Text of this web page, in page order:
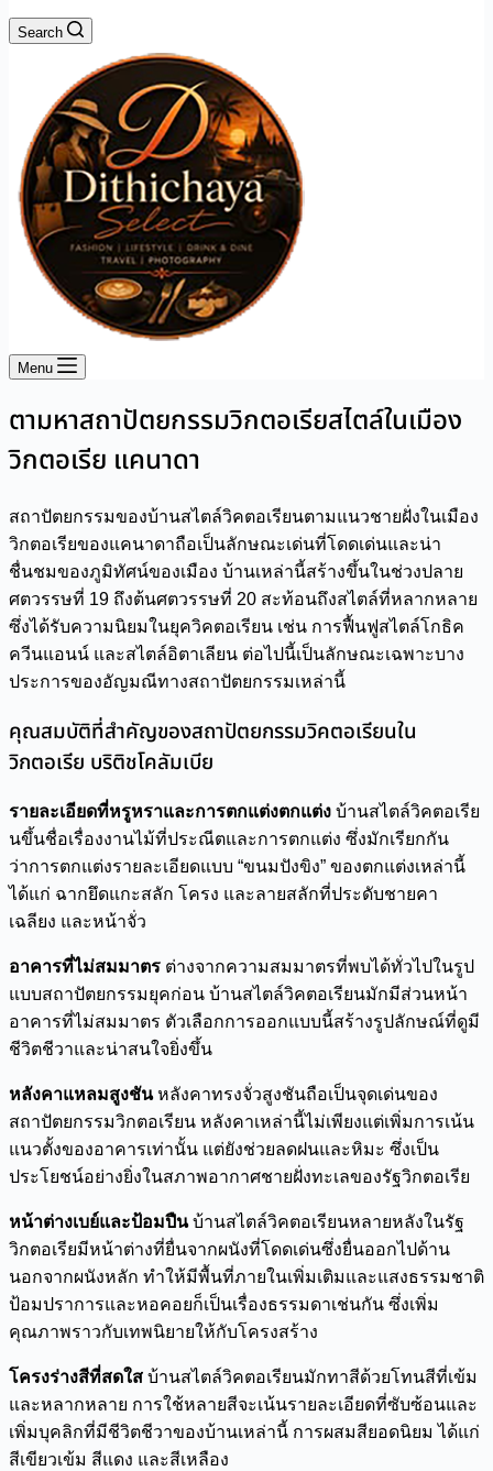
Search
Menu
ตามหาสถาปัตยกรรมวิกตอเรียสไตล์ในเมือง
วิกตอเรีย แคนาดา
สถาปัตยกรรมของบ้านสไตล์วิคตอเรียนตามแนวชายฝั่งในเมือง
วิกตอเรียของแคนาดาถือเป็นลักษณะเด่นที่โดดเด่นและน่า
ชื่นชมของภูมิทัศน์ของเมือง บ้านเหล่านี้สร้างขึ้นในช่วงปลาย
ศตวรรษที่ 19 ถึงต้นศตวรรษที่ 20 สะท้อนถึงสไตล์ที่หลากหลาย
ซึ่งได้รับความนิยมในยุควิคตอเรียน เช่น การฟื้นฟูสไตล์โกธิค
ควีนแอนน์ และสไตล์อิตาเลียน ต่อไปนี้เป็นลักษณะเฉพาะบาง
ประการของอัญมณีทางสถาปัตยกรรมเหล่านี้
คุณสมบัติที่สำคัญของสถาปัตยกรรมวิคตอเรียนใน
วิกตอเรีย บริติชโคลัมเบีย
รายละเอียดที่หรูหราและการตกแต่งตกแต่ง บ้านสไตล์วิคตอเรีย
นขึ้นชื่อเรื่องงานไม้ที่ประณีตและการตกแต่ง ซึ่งมักเรียกกัน
ว่าการตกแต่งรายละเอียดแบบ “ขนมปังขิง” ของตกแต่งเหล่านี้
ได้แก่ ฉากยึดแกะสลัก โครง และลายสลักที่ประดับชายคา
เฉลียง และหน้าจั่ว
อาคารที่ไม่สมมาตร ต่างจากความสมมาตรที่พบได้ทั่วไปในรูป
แบบสถาปัตยกรรมยุคก่อน บ้านสไตล์วิคตอเรียนมักมีส่วนหน้า
อาคารที่ไม่สมมาตร ตัวเลือกการออกแบบนี้สร้างรูปลักษณ์ที่ดูมี
ชีวิตชีวาและน่าสนใจยิ่งขึ้น
หลังคาแหลมสูงชันหลังคาทรงจั่วสูงชันถือเป็นจุดเด่นของ
สถาปัตยกรรมวิกตอเรียน หลังคาเหล่านี้ไม่เพียงแต่เพิ่มการเน้น
แนวตั้งของอาคารเท่านั้น แต่ยังช่วยลดฝนและหิมะ ซึ่งเป็น
ประโยชน์อย่างยิ่งในสภาพอากาศชายฝั่งทะเลของรัฐวิกตอเรีย
หน้าต่างเบย์และป้อมปืนบ้านสไตล์วิคตอเรียนหลายหลังในรัฐ
วิกตอเรียมีหน้าต่างที่ยื่นจากผนังที่โดดเด่นซึ่งยื่นออกไปด้าน
นอกจากผนังหลัก ทำให้มีพื้นที่ภายในเพิ่มเติมและแสงธรรมชาติ
ป้อมปราการและหอคอยก็เป็นเรื่องธรรมดาเช่นกัน ซึ่งเพิ่ม
คุณภาพราวกับเทพนิยายให้กับโครงสร้าง
โครงร่างสีที่สดใส บ้านสไตล์วิคตอเรียนมักทาสีด้วยโทนสีที่เข้ม
และหลากหลาย การใช้หลายสีจะเน้นรายละเอียดที่ซับซ้อนและ
เพิ่มบุคลิกที่มีชีวิตชีวาของบ้านเหล่านี้ การผสมสียอดนิยม ได้แก่
สีเขียวเข้ม สีแดง และสีเหลือง